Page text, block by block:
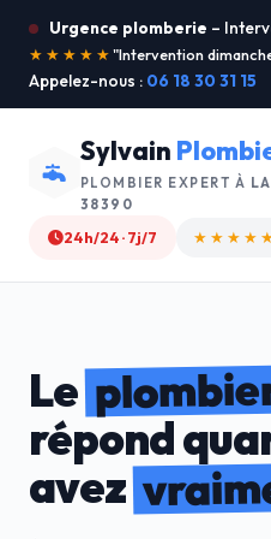
Urgence plomberie –
★★★★★"Je recommande !"
Appelez-nous : 06 18 30 31 15
Sylvain
PLOMBIER EXPERT À
38390
24h/24 · 7j/7
Le
répond
avez